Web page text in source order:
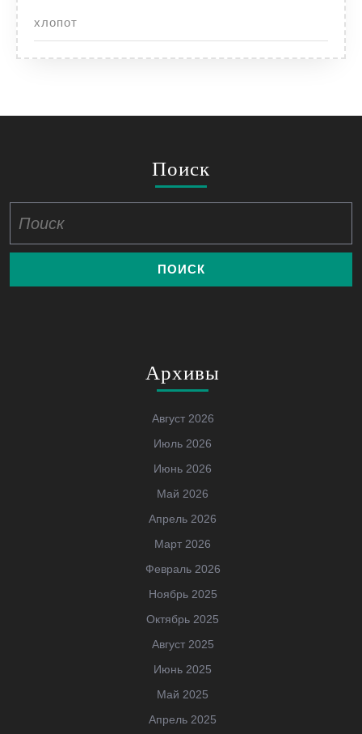
хлопот
Поиск
Архивы
Август 2026
Июль 2026
Июнь 2026
Май 2026
Апрель 2026
Март 2026
Февраль 2026
Ноябрь 2025
Октябрь 2025
Август 2025
Июнь 2025
Май 2025
Апрель 2025